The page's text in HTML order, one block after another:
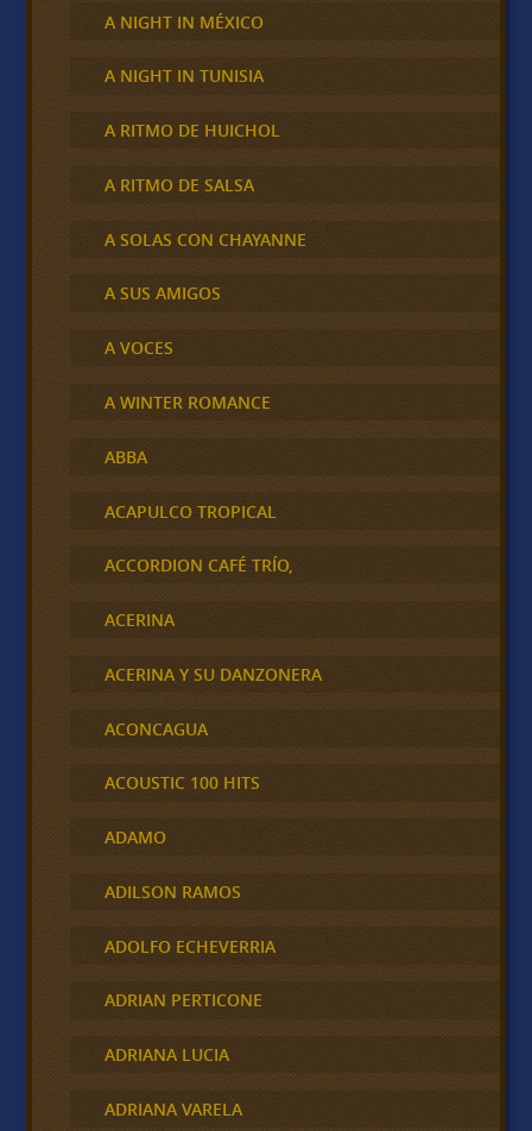
A NIGHT IN MÉXICO
A NIGHT IN TUNISIA
A RITMO DE HUICHOL
A RITMO DE SALSA
A SOLAS CON CHAYANNE
A SUS AMIGOS
A VOCES
A WINTER ROMANCE
ABBA
ACAPULCO TROPICAL
ACCORDION CAFÉ TRÍO,
ACERINA
ACERINA Y SU DANZONERA
ACONCAGUA
ACOUSTIC 100 HITS
ADAMO
ADILSON RAMOS
ADOLFO ECHEVERRIA
ADRIAN PERTICONE
ADRIANA LUCIA
ADRIANA VARELA